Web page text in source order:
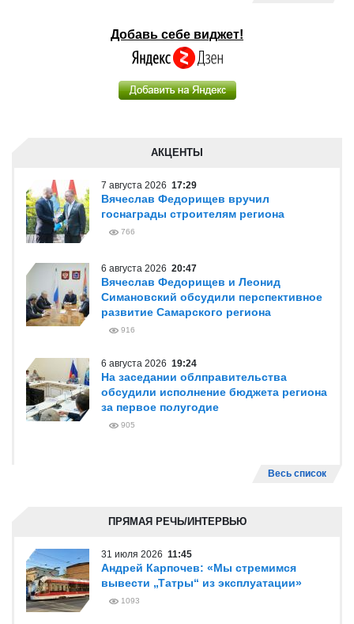
Добавь себе виджет!
АКЦЕНТЫ
7 августа 2026 17:29
Вячеслав Федорищев вручил
госнаграды строителям региона
766
6 августа 2026 20:47
Вячеслав Федорищев и Леонид
Симановский обсудили перспективное
развитие Самарского региона
916
6 августа 2026 19:24
На заседании облправительства
обсудили исполнение бюджета региона
за первое полугодие
905
Весь список
ПРЯМАЯ РЕЧЬ/ИНТЕРВЬЮ
31 июля 2026 11:45
Андрей Карпочев: «Мы стремимся
вывести „Татры“ из эксплуатации»
1093